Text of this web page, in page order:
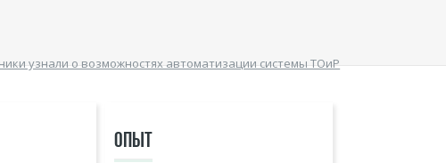
узнали о возможностях автоматизации системы ТОиР
ОПЫТ